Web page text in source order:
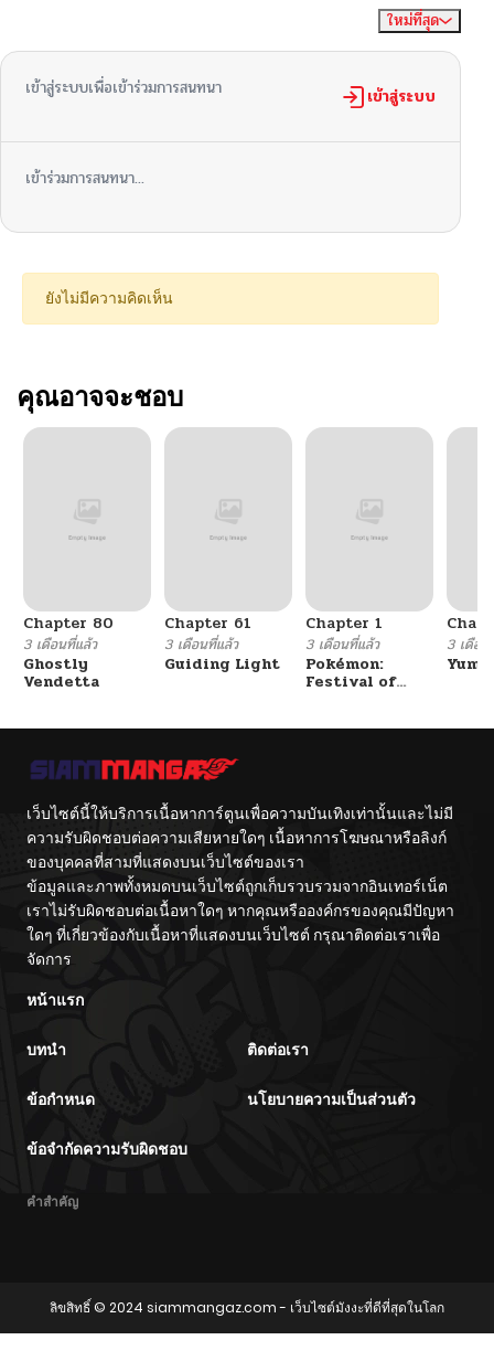
ใหม่ที่สุด
เข้าสู่ระบบเพื่อเข้าร่วมการสนทนา เข้าสู่ระบบ
เข้าร่วมการสนทนา...
ยังไม่มีความคิดเห็น
คุณอาจจะชอบ
Chapter 80
3 เดือนที่แล้ว
Ghostly
Vendetta
Chapter 61
3 เดือนที่แล้ว
Guiding Light
Chapter 1
3 เดือนที่แล้ว
Pokémon:
Festival of
3 เดือน
เว็บไซต์นี้ให้บริการเนื้อหาการ์ตูนเพื่อความบันเทิงเท่านั้นและไม่มี
ความรับผิดชอบต่อความเสียหายใดๆ เนื้อหาการโฆษณาหรือลิงก์
ของบุคคลที่สามที่แสดงบนเว็บไซต์ของเรา
ข้อมูลและภาพทั้งหมดบนเว็บไซต์ถูกเก็บรวบรวมจากอินเทอร์เน็ต
เราไม่รับผิดชอบต่อเนื้อหาใดๆ หากคุณหรือองค์กรของคุณมีปัญหา
ใดๆ ที่เกี่ยวข้องกับเนื้อหาที่แสดงบนเว็บไซต์ กรุณาติดต่อเราเพื่อ
จัดการ
หน้าแรก
บทนำ ติดต่อเรา
ข้อกำหนด นโยบายความเป็นส่วนตัว
ข้อจำกัดความรับผิดชอบ
คำสำคัญ
ลิขสิทธิ์ © 2024 siammangaz.com- เว็บไซต์มังงะที่ดีที่สุดในโลก